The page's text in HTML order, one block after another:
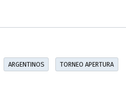
ARGENTINOS TORNEO APERTURA